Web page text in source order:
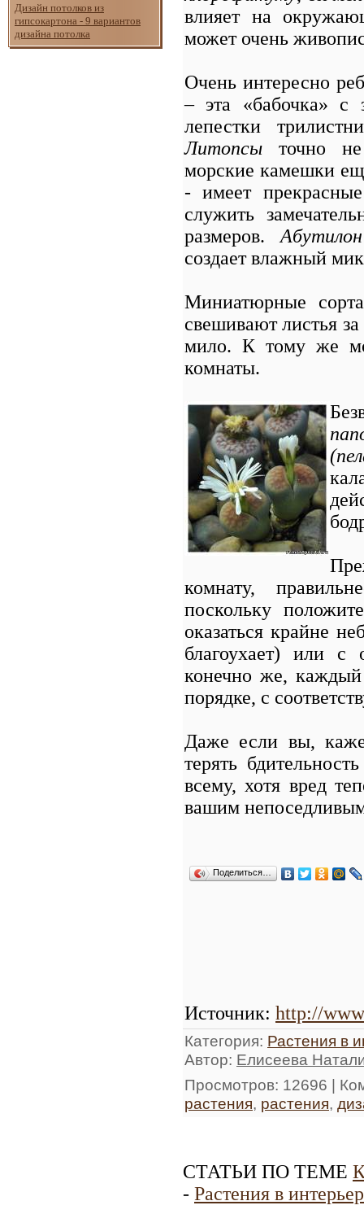
Дизайн потолков из
гипсокартона - 9 вариантов
дизайна потолка
влияет на
может очень
Очень интересно
– эта «бабочка» с
лепестки
Литопсыточно
морские камешки
- имеет
служить
размеров.
создает влажный
Миниатюрные
свешивают листья
мило. К тому же
комнаты.
комнату,
поскольку
оказаться крайне
благоухает) или
конечно же, каждый
порядке, с
Даже если вы,
терять
всему, хотя вред
вашим
Поделиться…
Источник: http://
Категория: Растения в
Автор: Елисеева
Просмотров: 12696 |
растения, растения,
СТАТЬИ ПО ТЕМЕ
- Растения в